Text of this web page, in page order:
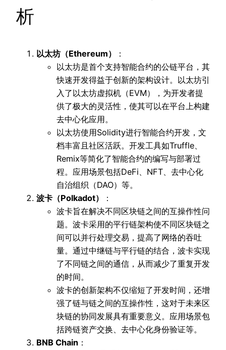
析
以太坊（Ethereum）
：
以太坊是首个支持智能合约的公链平台，其
快速开发得益于创新的架构设计。以太坊引
入了以太坊虚拟机（EVM），为开发者提
供了极大的灵活性，使其可以在平台上构建
去中心化应用。
以太坊使用Solidity进行智能合约开发，文
档丰富且社区活跃。开发工具如Truffle、
Remix等简化了智能合约的编写与部署过
程。应用场景包括DeFi、NFT、去中心化
自治组织（DAO）等。
波卡（Polkadot）
：
波卡旨在解决不同区块链之间的互操作性问
题。波卡采用的平行链架构使不同区块链之
间可以并行处理交易，提高了网络的吞吐
量。通过中继链与平行链的结合，波卡实现
了不同链之间的通信，从而减少了重复开发
的时间。
波卡的创新架构不仅缩短了开发时间，还增
强了链与链之间的互操作性，这对于未来区
块链的协同发展具有重要意义。应用场景包
括跨链资产交换、去中心化身份验证等。
BNB Chain ：